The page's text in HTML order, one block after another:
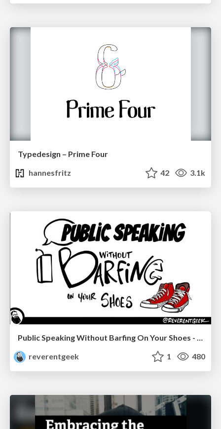
Typedesign – Prime Four
hannesfritz
42 3.1k
Public Speaking Without Barfing On Your Shoes - THAT 2023
reverentgeek
1 480